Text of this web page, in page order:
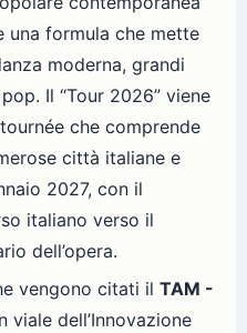
una formula che mette
moderna, grandi
Il “Tour 2026” viene
che comprende
città italiane e
2027, con il
italiano verso il
dell’opera.
vengono citati il TAM -
viale dell’Innovazione